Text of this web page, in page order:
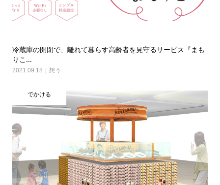
冷蔵庫の開閉で、離れて暮らす高齢者を見守るサービス『まも
りこ...
2021.09.18 想う
でかける